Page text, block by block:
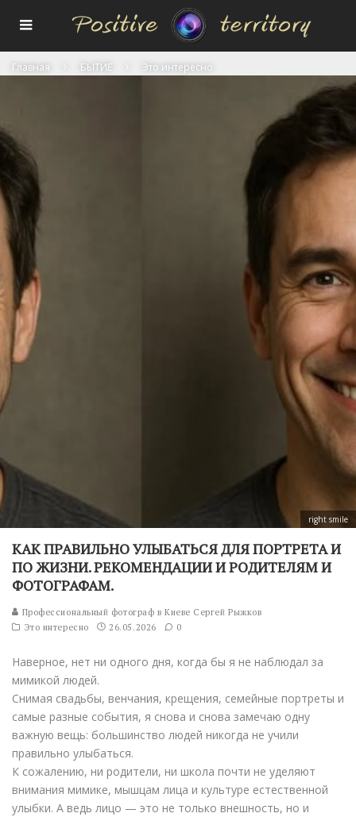
Главная БЫТИЕ Это интересно
right smile
КАК ПРАВИЛЬНО УЛЫБАТЬСЯ ДЛЯ ПОРТРЕТА И
ПО ЖИЗНИ. РЕКОМЕНДАЦИИ И РОДИТЕЛЯМ И
ФОТОГРАФАМ.
Профессиональный фотограф в Киеве Сергей Рыжков
Это интересно
26.05.2026 0
Наверное, нет ни одного дня, когда бы я не наблюдал за
мимикой людей.
Снимая свадьбы, венчания, крещения, семейные портреты и
самые разные события, я снова и снова замечаю одну
важную вещь: большинство людей никогда не учили
правильно улыбаться.
К сожалению, ни родители, ни школа почти не уделяют
внимания мимике, мышцам лица и культуре естественной
улыбки. А ведь лицо — это не только внешность, но и